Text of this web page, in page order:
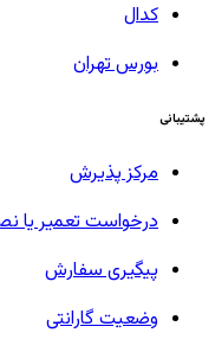
کدال
بورس تهران
پشتیبانی
مرکز پذیرش
درخواست تعمیر یا
پیگیری سفارش
وضعیت گارانتی